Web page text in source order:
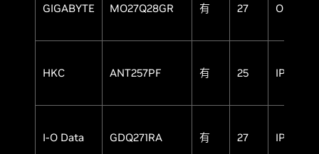
GIGABYTE MO27Q28GR 有 27 OLED
HKC ANT257PF 有 25 IPS
I-O Data GDQ271RA 有 27 IPS